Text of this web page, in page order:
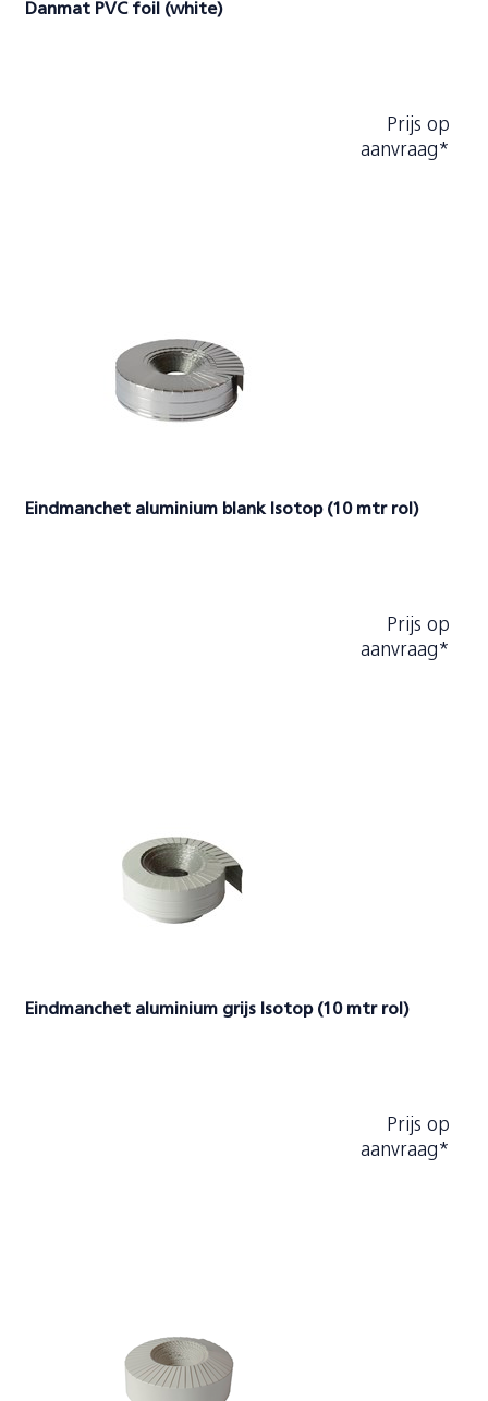
Danmat PVC foil (white)
Prijs op
aanvraag*
Eindmanchet aluminium blank Isotop (10 mtr rol)
Prijs op
aanvraag*
Eindmanchet aluminium grijs Isotop (10 mtr rol)
Prijs op
aanvraag*